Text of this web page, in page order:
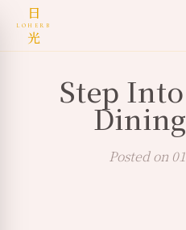
Step
Posted on
日
LOHERB
光